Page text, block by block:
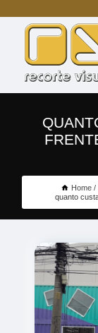
Home
quanto